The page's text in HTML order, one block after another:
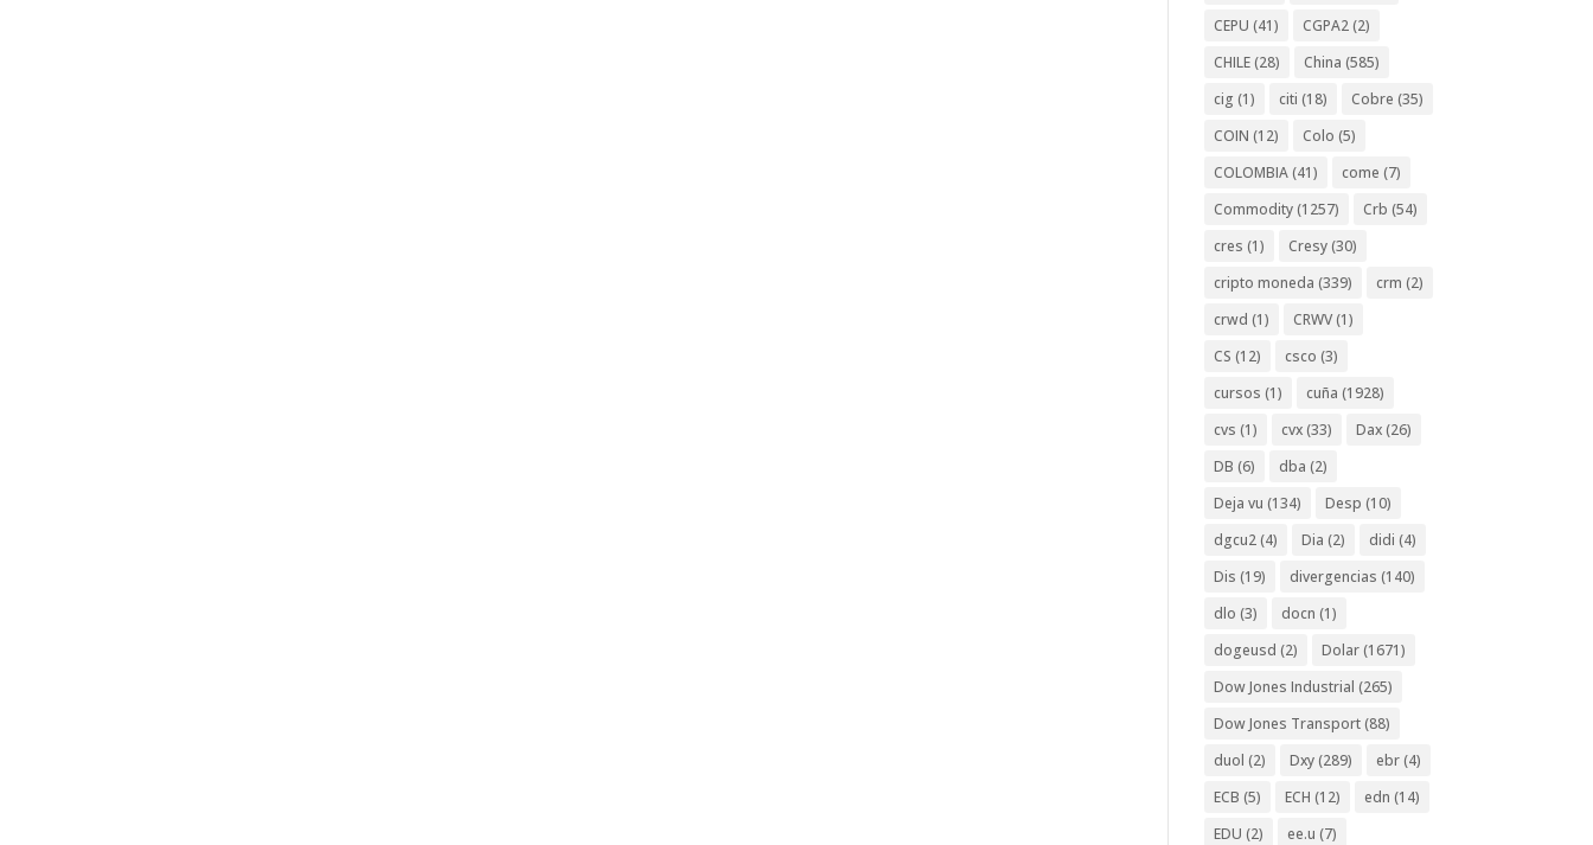
CEPU (41) CGPA2 (2)
CHILE (28) China (585)
cig (1) citi (18) Cobre (35)
COIN (12) Colo (5)
COLOMBIA (41) come (7)
Commodity (1257) Crb (54)
cres (1) Cresy (30)
cripto moneda (339) crm (2)
crwd (1) CRWV (1)
CS (12) csco (3)
cursos (1) cuña (1928)
cvs (1) cvx (33) Dax (26)
DB (6) dba (2)
Deja vu (134) Desp (10)
dgcu2 (4) Dia (2) didi (4)
Dis (19) divergencias (140)
dlo (3) docn (1)
dogeusd (2) Dolar (1671)
Dow Jones Industrial (265)
Dow Jones Transport (88)
duol (2) Dxy (289) ebr (4)
ECB (5) ECH (12) edn (14)
EDU (2) ee.u (7)